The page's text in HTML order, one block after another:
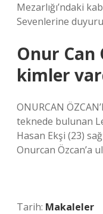
Mezarlığı’ndaki
Sevenlerine
Onur Can
kimler
ONURCAN
teknede bulunan
Hasan Ekşi (23)
Onurcan Özcan’a
Tarih: Makaleler